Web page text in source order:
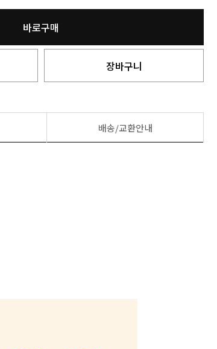
바로구매
장바구니
배송/교환안내